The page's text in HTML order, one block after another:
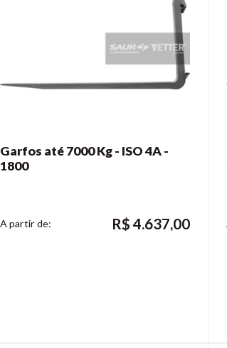
Garfos até 7000 Kg - ISO 4A -
1800
R$ 4.637,00